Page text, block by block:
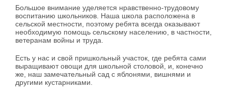
Большое внимание уделяется нравственно-трудовому
воспитанию школьников. Наша школа расположена в
сельской местности, поэтому ребята всегда оказывают
необходимую помощь сельскому населению, в частности,
ветеранам войны и труда.
Есть у нас и свой пришкольный участок, где ребята сами
выращивают овощи для школьной столовой, и, конечно
же, наш замечательный сад с яблонями, вишнями и
другими кустарниками.